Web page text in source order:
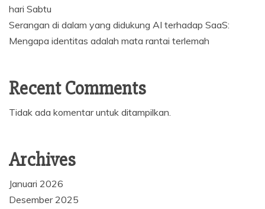
hari Sabtu
Serangan di dalam yang didukung AI terhadap SaaS:
Mengapa identitas adalah mata rantai terlemah
Recent Comments
Tidak ada komentar untuk ditampilkan.
Archives
Januari 2026
Desember 2025